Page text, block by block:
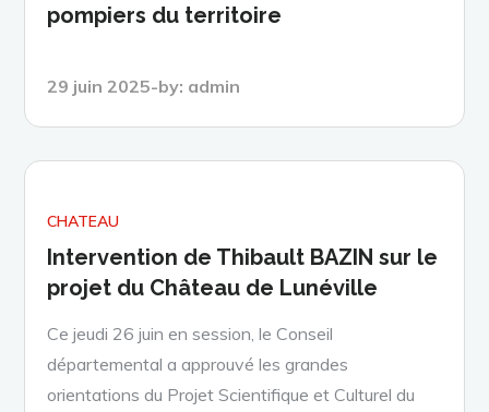
pompiers du territoire
Posted
29 juin 2025 by: admin
CHATEAU
Intervention de Thibault BAZIN sur le
projet du Château de Lunéville
Ce jeudi 26 juin en session, le Conseil
départemental a approuvé les grandes
orientations du Projet Scientifique et Culturel du